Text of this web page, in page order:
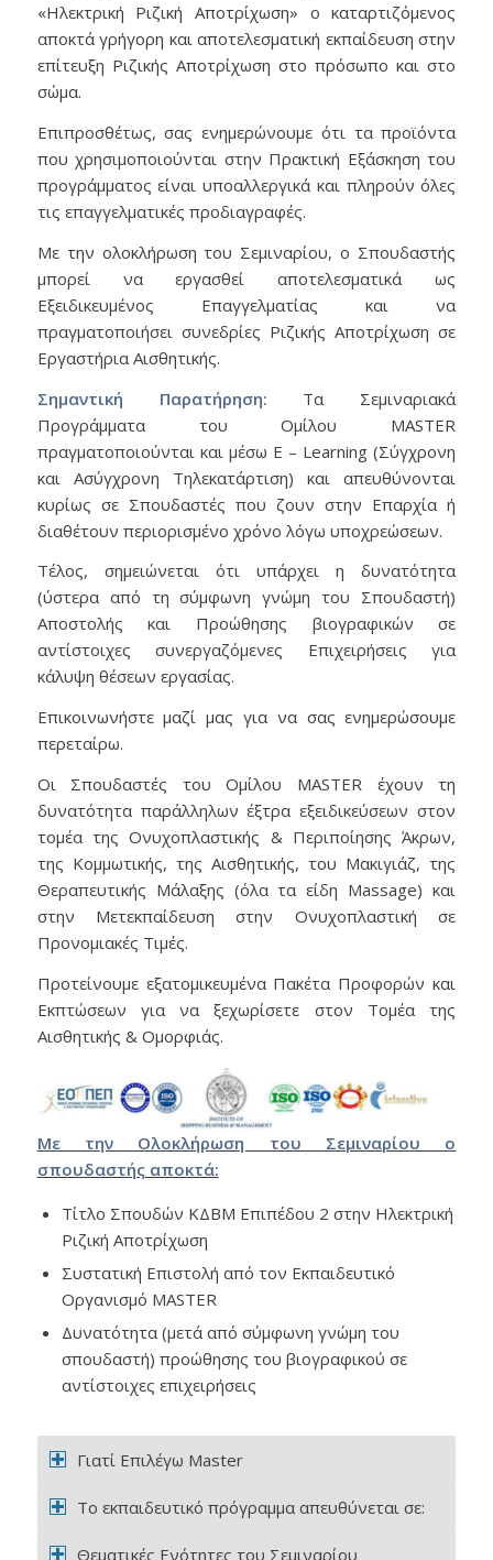
«Ηλεκτρική Ριζική Αποτρίχωση» o καταρτιζόμενος
αποκτά γρήγορη και αποτελεσματική εκπαίδευση στην
επίτευξη Ριζικής Αποτρίχωση στο πρόσωπο και στο
σώμα.
Επιπροσθέτως, σας ενημερώνουμε ότι τα προϊόντα
που χρησιμοποιούνται στην Πρακτική Εξάσκηση του
προγράμματος είναι υποαλλεργικά και πληρούν όλες
τις επαγγελματικές προδιαγραφές.
Με την ολοκλήρωση του Σεμιναρίου, ο Σπουδαστής
μπορεί να εργασθεί αποτελεσματικά ως
Εξειδικευμένος Επαγγελματίας και να
πραγματοποιήσει συνεδρίες Ριζικής Αποτρίχωση σε
Εργαστήρια Αισθητικής.
Σημαντική Παρατήρηση: Τα Σεμιναριακά
Προγράμματα του Ομίλου MASTER
πραγματοποιούνται και μέσω E – Learning (Σύγχρονη
και Ασύγχρονη Τηλεκατάρτιση) και απευθύνονται
κυρίως σε Σπουδαστές που ζουν στην Επαρχία ή
διαθέτουν περιορισμένο χρόνο λόγω υποχρεώσεων.
Τέλος, σημειώνεται ότι υπάρχει η δυνατότητα
(ύστερα από τη σύμφωνη γνώμη του Σπουδαστή)
Αποστολής και Προώθησης βιογραφικών σε
αντίστοιχες συνεργαζόμενες Επιχειρήσεις για
κάλυψη θέσεων εργασίας.
Επικοινωνήστε μαζί μας για να σας ενημερώσουμε
περεταίρω.
Οι Σπουδαστές του Ομίλου MASTER έχουν τη
δυνατότητα παράλληλων έξτρα εξειδικεύσεων στον
τομέα της Ονυχοπλαστικής & Περιποίησης Άκρων,
της Κομμωτικής, της Αισθητικής, του Μακιγιάζ, της
Θεραπευτικής Μάλαξης (όλα τα είδη Massage) και
στην Μετεκπαίδευση στην Ονυχοπλαστική σε
Προνομιακές Τιμές.
Προτείνουμε εξατομικευμένα Πακέτα Προφορών και
Εκπτώσεων για να ξεχωρίσετε στον Τομέα της
Αισθητικής & Ομορφιάς.
Με την Ολοκλήρωση του Σεμιναρίου ο
σπουδαστής αποκτά:
Τίτλο Σπουδών ΚΔΒΜ Επιπέδου 2 στην Ηλεκτρική
Ριζική Αποτρίχωση
Συστατική Επιστολή από τον Εκπαιδευτικό
Οργανισμό MASTER
Δυνατότητα (μετά από σύμφωνη γνώμη του
σπουδαστή) προώθησης του βιογραφικού σε
αντίστοιχες επιχειρήσεις
Γιατί Επιλέγω Master
Το εκπαιδευτικό πρόγραμμα απευθύνεται σε:
Θεματικές Ενότητες του Σεμιναρίου